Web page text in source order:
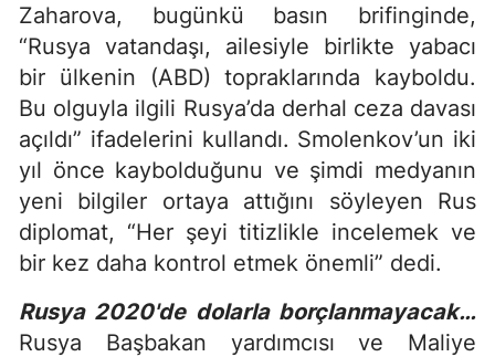
Zaharova, bugünkü basın brifinginde,
“Rusya vatandaşı, ailesiyle birlikte yabacı
bir ülkenin (ABD) topraklarında kayboldu.
Bu olguyla ilgili Rusya’da derhal ceza davası
açıldı” ifadelerini kullandı. Smolenkov’un iki
yıl önce kaybolduğunu ve şimdi medyanın
yeni bilgiler ortaya attığını söyleyen Rus
diplomat, “Her şeyi titizlikle incelemek ve
bir kez daha kontrol etmek önemli” dedi.
Rusya 2020'de dolarla borçlanmayacak…
Rusya Başbakan yardımcısı ve Maliye